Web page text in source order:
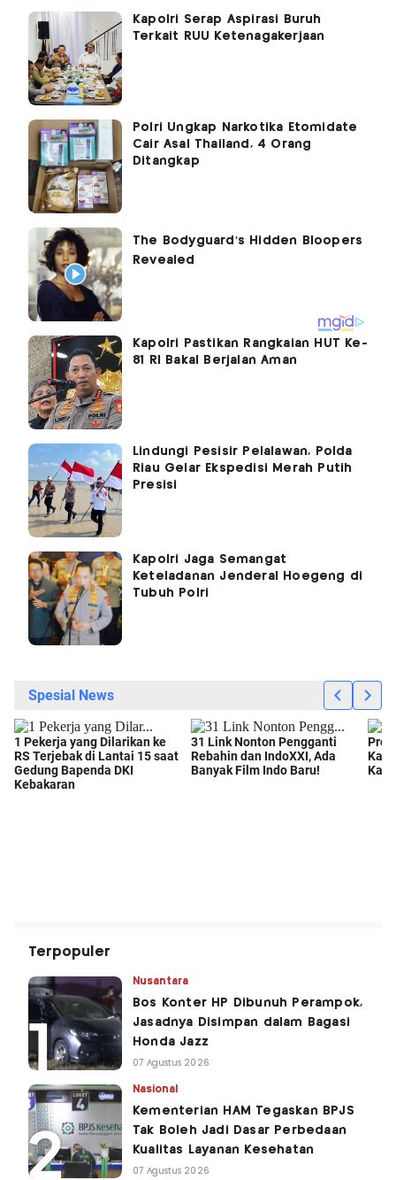
Kapolri Serap Aspirasi Buruh
Terkait RUU Ketenagakerjaan
Polri Ungkap Narkotika Etomidate
Cair Asal Thailand, 4 Orang
Ditangkap
Kapolri Pastikan Rangkaian HUT Ke-
81 RI Bakal Berjalan Aman
Lindungi Pesisir Pelalawan, Polda
Riau Gelar Ekspedisi Merah Putih
Presisi
Kapolri Jaga Semangat
Keteladanan Jenderal Hoegeng di
Tubuh Polri
Terpopuler
Nusantara
Bos Konter HP Dibunuh Perampok,
Jasadnya Disimpan dalam Bagasi
Honda Jazz
07 Agustus 2026
Nasional
Kementerian HAM Tegaskan BPJS
Tak Boleh Jadi Dasar Perbedaan
Kualitas Layanan Kesehatan
07 Agustus 2026